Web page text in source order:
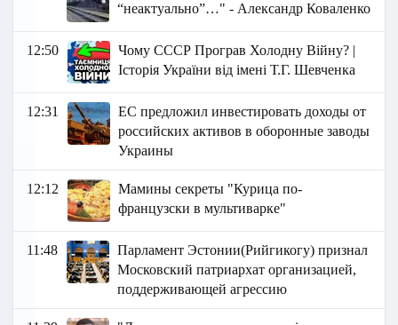
“неактуально”…" - Александр Коваленко
12:50
Чому СССР Програв Холодну Війну? |
Історія України від імені Т.Г. Шевченка
12:31
ЕС предложил инвестировать доходы от
российских активов в оборонные заводы
Украины
12:12
Мамины секреты "Курица по-
французски в мультиварке"
11:48
Парламент Эстонии(Рийгикогу) признал
Московский патриархат организацией,
поддерживающей агрессию